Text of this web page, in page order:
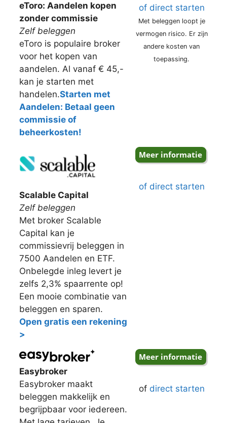
eToro: Aandelen kopen
zonder commissie
Zelf beleggen
eToro is populaire broker
voor het kopen van
aandelen. Al vanaf € 45,-
kan je starten met
handelen.Starten met
Aandelen: Betaal geen
commissie of
beheerkosten!
of direct starten
Met beleggen loopt je
vermogen risico. Er zijn
andere kosten van
toepassing.
Scalable Capital
Zelf beleggen
Met broker Scalable
Capital kan je
commissievrij beleggen in
7500 Aandelen en ETF.
Onbelegde inleg levert je
zelfs 2,3% spaarrente op!
Een mooie combinatie van
beleggen en sparen.
Open gratis een rekening
>
of direct starten
Easybroker
Easybroker maakt
beleggen makkelijk en
begrijpbaar voor iedereen.
of direct starten